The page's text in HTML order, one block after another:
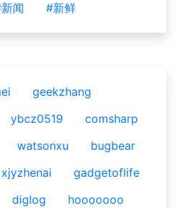
闻 #新鲜
geekzhang
ybcz0519
comsharp
watsonxu
bugbear
xjyzhenai
gadgetoflife
diglog hooooooo